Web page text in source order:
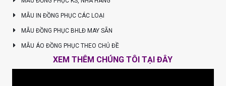
MẪU IN ĐỒNG PHỤC CÁC LOẠI
MẪU ĐỒNG PHỤC BHLĐ MAY SẴN
MẪU ÁO ĐỒNG PHỤC THEO CHỦ ĐỀ
XEM THÊM CHÚNG TÔI TẠI ĐÂY